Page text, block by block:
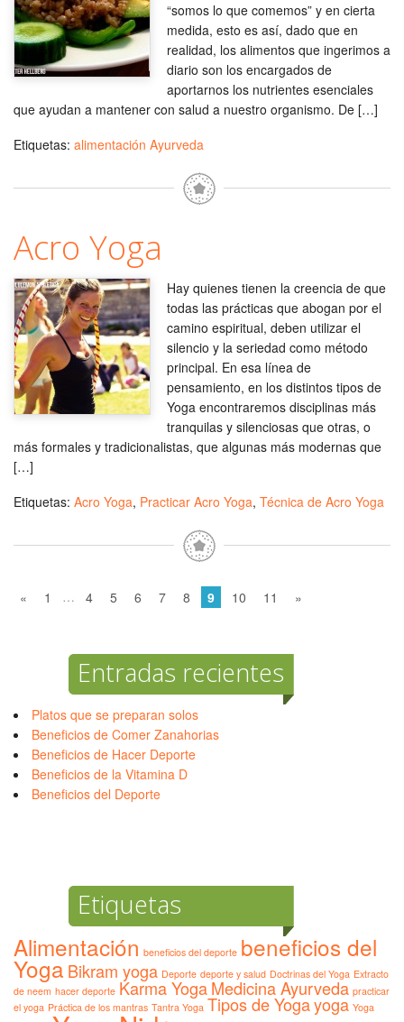
“somos lo que comemos” y en cierta
medida, esto es así, dado que en
realidad, los alimentos que ingerimos a
diario son los encargados de
aportarnos los nutrientes esenciales
que ayudan a mantener con salud a nuestro organismo. De […]
Etiquetas: alimentación Ayurveda
Acro Yoga
Hay quienes tienen la creencia de que
todas las prácticas que abogan por el
camino espiritual, deben utilizar el
silencio y la seriedad como método
principal. En esa línea de
pensamiento, en los distintos tipos de
Yoga encontraremos disciplinas más
tranquilas y silenciosas que otras, o
más formales y tradicionalistas, que algunas más modernas que
[…]
Etiquetas: Acro Yoga, Practicar Acro Yoga, Técnica de Acro Yoga
« 1 … 4 5 6 7 8 9 10 11 »
Entradas recientes
Platos que se preparan solos
Beneficios de Comer Zanahorias
Beneficios de Hacer Deporte
Beneficios de la Vitamina D
Beneficios del Deporte
Etiquetas
Alimentación beneficios del deporte beneficios del
Yoga Bikram yoga Deporte deporte y salud Doctrinas del Yoga Extracto
de neem hacer deporte Karma YogaMedicina Ayurveda practicar
el yoga Práctica de los mantras Tantra Yoga Tipos de Yogayoga Yoga